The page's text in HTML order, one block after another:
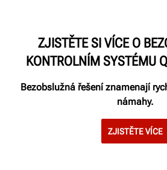
ZJISTĚTE SI VÍCE O
KONTROLNÍM SYSTÉMU
Bezobslužná řešení znamenají
námahy.
ZJISTĚTE VÍCE